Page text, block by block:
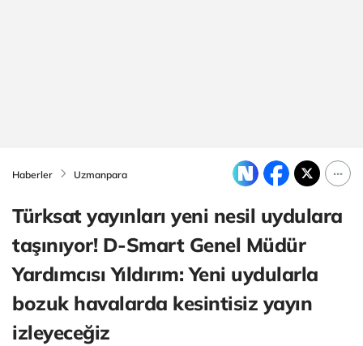
Haberler Uzmanpara
Türksat yayınları yeni nesil uydulara
taşınıyor! D-Smart Genel Müdür
Yardımcısı Yıldırım: Yeni uydularla
bozuk havalarda kesintisiz yayın
izleyeceğiz